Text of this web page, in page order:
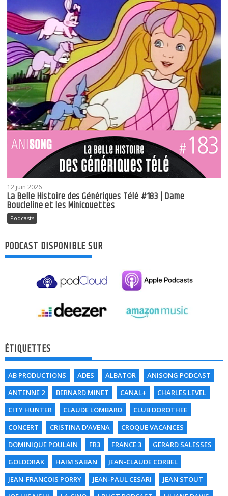
12 juin 2026
La Belle Histoire des Génériques Télé #183 | Dame
Boucleline et les Minicouettes
Podcasts
PODCAST DISPONIBLE SUR
ÉTIQUETTES
AB PRODUCTIONS ADES ALBATOR
ANISONG PODCAST
ANTENNE 2
BERNARD MINET CANAL+
CHARLES LEVEL
CITY HUNTER
CLAUDE LOMBARD
CLUB DOROTHEE
CONCERT
CRISTINA D'AVENA
CROQUE VACANCES
DOMINIQUE POULAIN
FR3 FRANCE 3
GERARD SALESSES
GOLDORAK
HAIM SABAN
JEAN-CLAUDE CORBEL
JEAN-FRANCOIS PORRY
JEAN-PAUL CESARI
JEAN STOUT